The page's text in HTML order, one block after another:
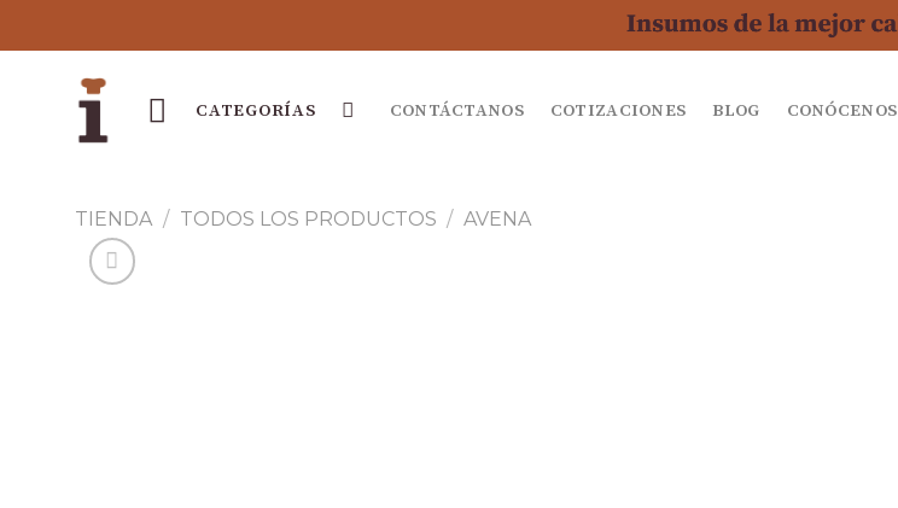
CONTÁCTANOS COTIZACIONES BLOG CONÓCENOS
TIENDA / TODOS LOS PRODUCTOS / AVENA